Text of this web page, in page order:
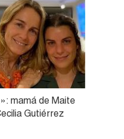
mamá de Maite
Gutiérrez